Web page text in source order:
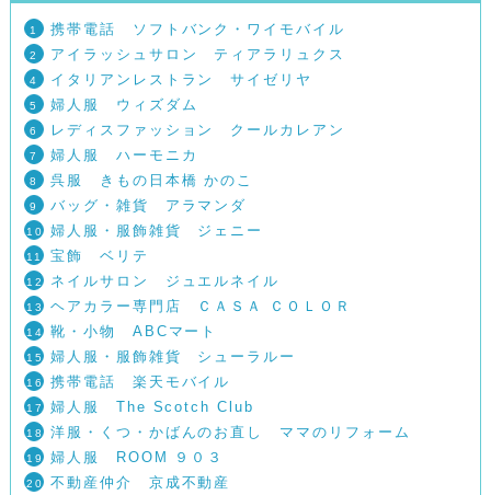
1 携帯電話 ソフトバンク・ワイモバイル
2 アイラッシュサロン ティアラリュクス
4 イタリアンレストラン サイゼリヤ
5 婦人服 ウィズダム
6 レディスファッション クールカレアン
7 婦人服 ハーモニカ
8 呉服 きもの日本橋 かのこ
9 バッグ・雑貨 アラマンダ
10婦人服・服飾雑貨 ジェニー
11宝飾 ベリテ
12ネイルサロン ジュエルネイル
13ヘアカラー専門店 ＣＡＳＡ ＣＯＬＯＲ
14靴・小物 ABCマート
15婦人服・服飾雑貨 シューラルー
16携帯電話 楽天モバイル
17婦人服 The Scotch Club
18洋服・くつ・かばんのお直し ママのリフォーム
19婦人服 ROOM ９０３
20不動産仲介 京成不動産